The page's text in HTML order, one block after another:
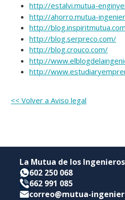
http://estalvi.mutua-
http://ahorro.mutua-
http://
http://blog.serpreco.com/
http://blog.crouco.com/
http://
http://
<< Volver a Aviso legal
La Mutua de los Ingenieros
602 250 068
662 991 085
correo@mutua-